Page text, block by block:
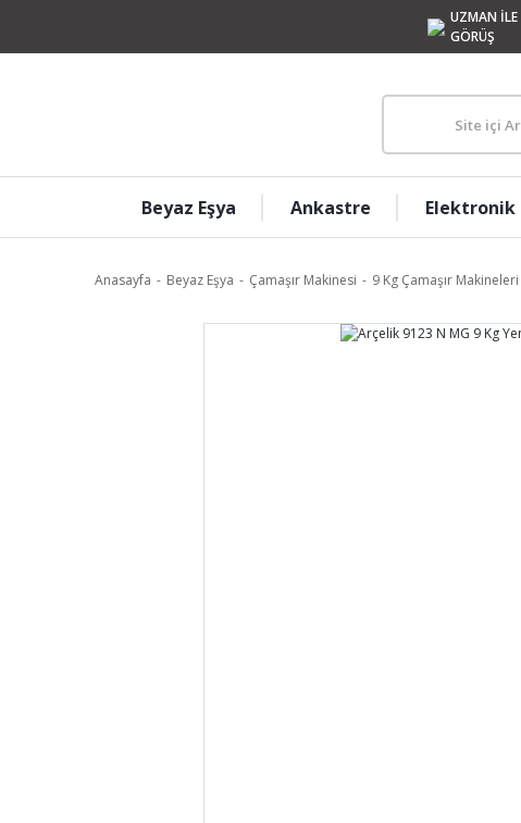
UZMAN İLE
GÖRÜŞ
Beyaz Eşya Ankastre Elektronik
Anasayfa Beyaz Eşya Çamaşır Makinesi 9 Kg Çamaşır Makineleri